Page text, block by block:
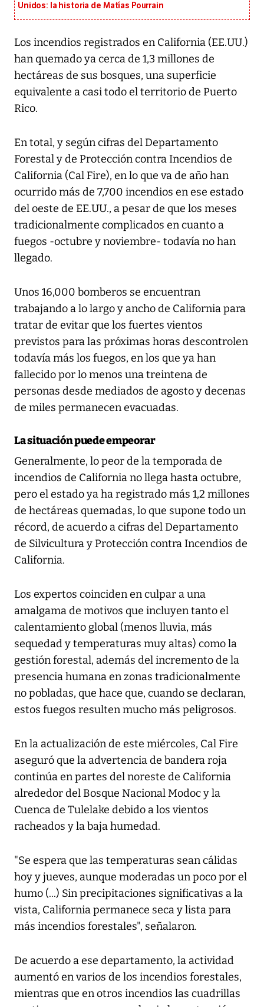
Unidos: la historia de Matías Pourrain
Los incendios registrados en California (EE.UU.)
han quemado ya cerca de 1,3 millones de
hectáreas de sus bosques, una superficie
equivalente a casi todo el territorio de Puerto
Rico.
En total, y según cifras del Departamento
Forestal y de Protección contra Incendios de
California (Cal Fire), en lo que va de año han
ocurrido más de 7,700 incendios en ese estado
del oeste de EE.UU., a pesar de que los meses
tradicionalmente complicados en cuanto a
fuegos -octubre y noviembre- todavía no han
llegado.
Unos 16,000 bomberos se encuentran
trabajando a lo largo y ancho de California para
tratar de evitar que los fuertes vientos
previstos para las próximas horas descontrolen
todavía más los fuegos, en los que ya han
fallecido por lo menos una treintena de
personas desde mediados de agosto y decenas
de miles permanecen evacuadas.
La situación puede empeorar
Generalmente, lo peor de la temporada de
incendios de California no llega hasta octubre,
pero el estado ya ha registrado más 1,2 millones
de hectáreas quemadas, lo que supone todo un
récord, de acuerdo a cifras del Departamento
de Silvicultura y Protección contra Incendios de
California.
Los expertos coinciden en culpar a una
amalgama de motivos que incluyen tanto el
calentamiento global (menos lluvia, más
sequedad y temperaturas muy altas) como la
gestión forestal, además del incremento de la
presencia humana en zonas tradicionalmente
no pobladas, que hace que, cuando se declaran,
estos fuegos resulten mucho más peligrosos.
En la actualización de este miércoles, Cal Fire
aseguró que la advertencia de bandera roja
continúa en partes del noreste de California
alrededor del Bosque Nacional Modoc y la
Cuenca de Tulelake debido a los vientos
racheados y la baja humedad.
"Se espera que las temperaturas sean cálidas
hoy y jueves, aunque moderadas un poco por el
humo (...) Sin precipitaciones significativas a la
vista, California permanece seca y lista para
más incendios forestales", señalaron.
De acuerdo a ese departamento, la actividad
aumentó en varios de los incendios forestales,
mientras que en otros incendios las cuadrillas